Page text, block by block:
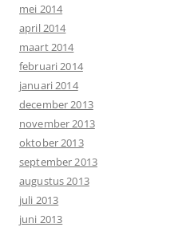
mei 2014
april 2014
maart 2014
februari 2014
januari 2014
december 2013
november 2013
oktober 2013
september 2013
augustus 2013
juli 2013
juni 2013